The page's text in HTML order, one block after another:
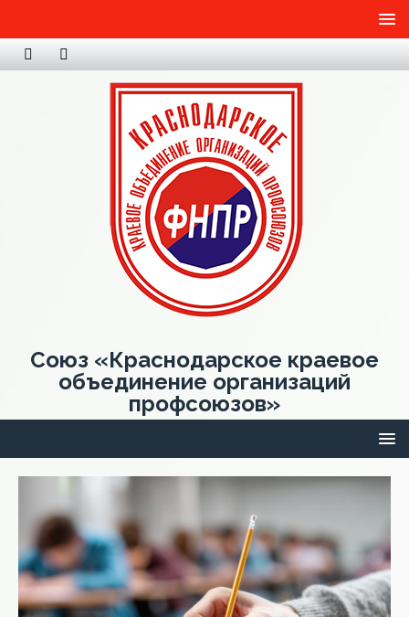
Союз «Краснодарское краевое
объединение организаций
профсоюзов»